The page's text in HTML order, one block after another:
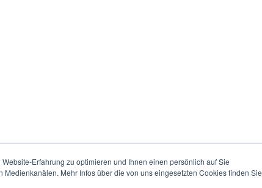
Erfahrung zu optimieren und Ihnen einen persönlich auf Sie
Mehr Infos über die von uns eingesetzten Cookies finden Sie